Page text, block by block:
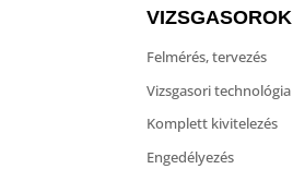
VIZSGASOROK
Felmérés, tervezés
Vizsgasori technológia
Komplett kivitelezés
Engedélyezés